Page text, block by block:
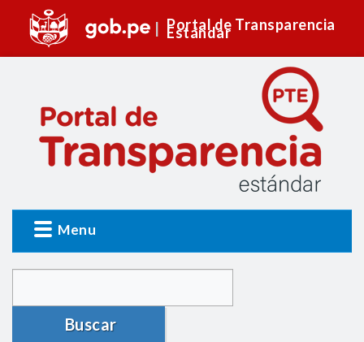
Portal de Transparencia
Estándar
Menu
Buscar